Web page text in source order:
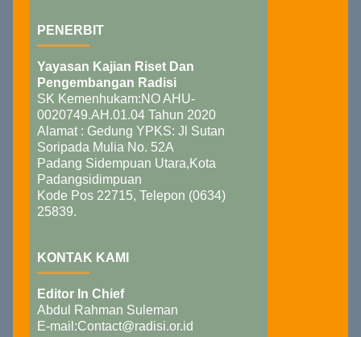
PENERBIT
Yayasan Kajian Riset Dan
Pengembangan Radisi
SK Kemenhukam:NO AHU-
0020749.AH.01.04 Tahun 2020
Alamat : Gedung YPKS: Jl Sutan
Soripada Mulia No. 52A
Padang Sidempuan Utara,Kota
Padangsidimpuan
Kode Pos 22715, Telepon (0634)
25839.
KONTAK KAMI
Editor In Chief
Abdul Rahman Suleman
E-mail:Contact@radisi.or.id